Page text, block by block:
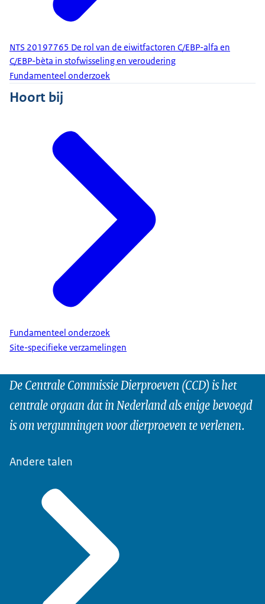
NTS 20197765 De rol van de eiwitfactoren C/EBP-alfa en
C/EBP-bèta in stofwisseling en veroudering
Fundamenteel onderzoek
Hoort bij
Fundamenteel onderzoek
Site-specifieke verzamelingen
De Centrale Commissie Dierproeven (CCD) is het
centrale orgaan dat in Nederland als enige bevoegd
is om vergunningen voor dierproeven te verlenen.
Andere talen